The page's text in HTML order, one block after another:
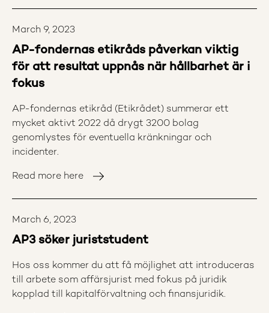
March 9, 2023
AP-fondernas etikråds påverkan viktig
för att resultat uppnås när hållbarhet är i
fokus
AP-fondernas etikråd (Etikrådet) summerar ett
mycket aktivt 2022 då drygt 3200 bolag
genomlystes för eventuella kränkningar och
incidenter.
Read more here
March 6, 2023
AP3 söker juriststudent
Hos oss kommer du att få möjlighet att introduceras
till arbete som affärsjurist med fokus på juridik
kopplad till kapitalförvaltning och finansjuridik.